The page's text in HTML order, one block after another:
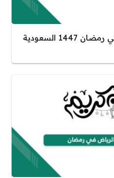
متى تبدا الحصه الاولى في رمضان 1447 السعودية